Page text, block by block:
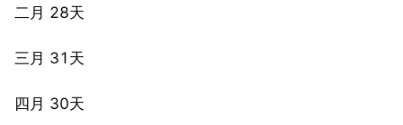
二月 28天
三月 31天
四月 30天